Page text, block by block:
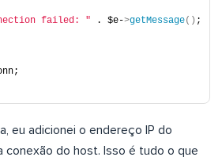
failed: " . $e->getMessage() ;
eu adicionei o endereço IP do
conexão do host. Isso é tudo o que